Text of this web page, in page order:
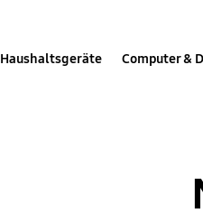
Haushaltsgeräte Computer &